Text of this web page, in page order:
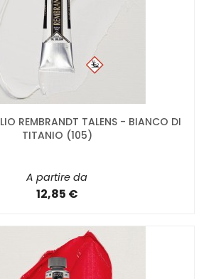
REMBRANDT TALENS - BIANCO DI
TITANIO (105)
A partire da
12,85 €